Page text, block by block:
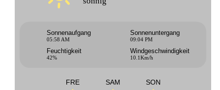
Sonnenaufgang
05:58 AM
Sonnenuntergang
09:04 PM
Feuchtigkeit
42%
Windgeschwindigkeit
10.1Km/h
FRE SAM SON